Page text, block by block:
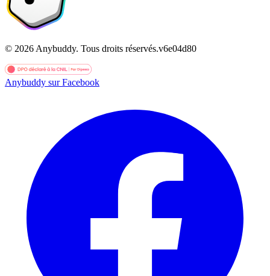
© 2026 Anybuddy. Tous droits réservés.v6e04d80
Anybuddy sur Facebook